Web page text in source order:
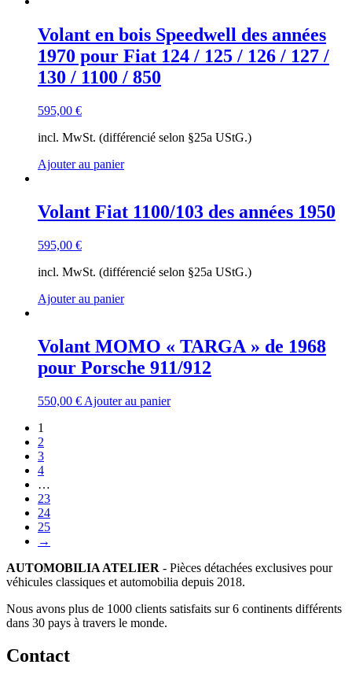
Volant en bois Speedwell des années
1970 pour Fiat 124 / 125 / 126 / 127 /
130 / 1100 / 850
595,00 €
incl. MwSt. (différencié selon §25a UStG.)
Ajouter au panier
Volant Fiat 1100/103 des années 1950
595,00 €
incl. MwSt. (différencié selon §25a UStG.)
Ajouter au panier
Volant MOMO « TARGA » de 1968
pour Porsche 911/912
550,00 € Ajouter au panier
1
2
3
4
…
23
24
25
→
AUTOMOBILIA ATELIER - Pièces détachées exclusives pour
véhicules classiques et automobilia depuis 2018.
Nous avons plus de 1000 clients satisfaits sur 6 continents différents
dans 30 pays à travers le monde.
Contact